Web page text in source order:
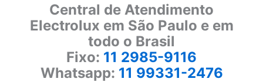
Central de Atendimento
Electrolux em São Paulo e em
todo o Brasil
Fixo: 11 2985-9116
Whatsapp: 11 99331-2476